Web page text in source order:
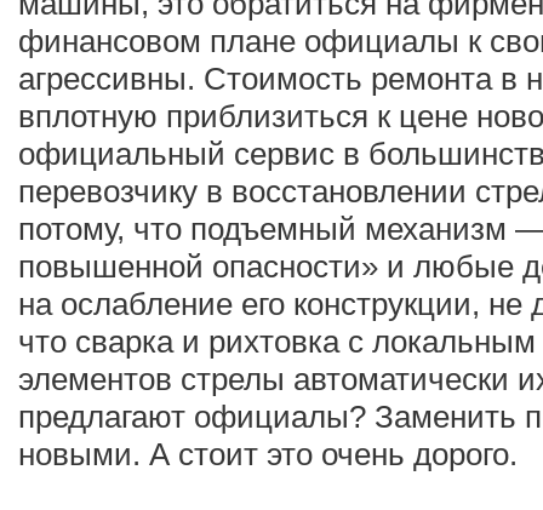
финансовом плане официалы к
агрессивны. Стоимость ремонта в
вплотную приблизиться к цене
официальный сервис в
перевозчику в восстановлении
потому, что подъемный механизм
повышенной опасности» и любые
на ослабление его конструкции,
что сварка и рихтовка с
элементов стрелы автоматически
предлагают официалы? Заменить
новыми. А стоит это очень дорого.